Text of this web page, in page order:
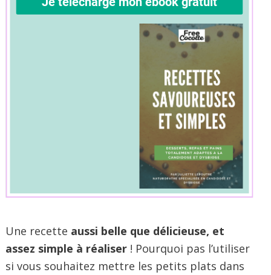
Une recette aussi belle que délicieuse, et
assez simple à réaliser ! Pourquoi pas l’utiliser
si vous souhaitez mettre les petits plats dans